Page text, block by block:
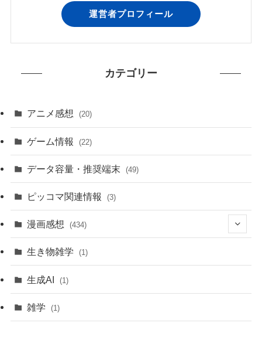
運営者プロフィール
カテゴリー
アニメ感想 (20)
ゲーム情報 (22)
データ容量・推奨端末 (49)
ピッコマ関連情報 (3)
漫画感想 (434)
(20)
生き物雑学 (1)
生成AI (1)
雑学 (1)